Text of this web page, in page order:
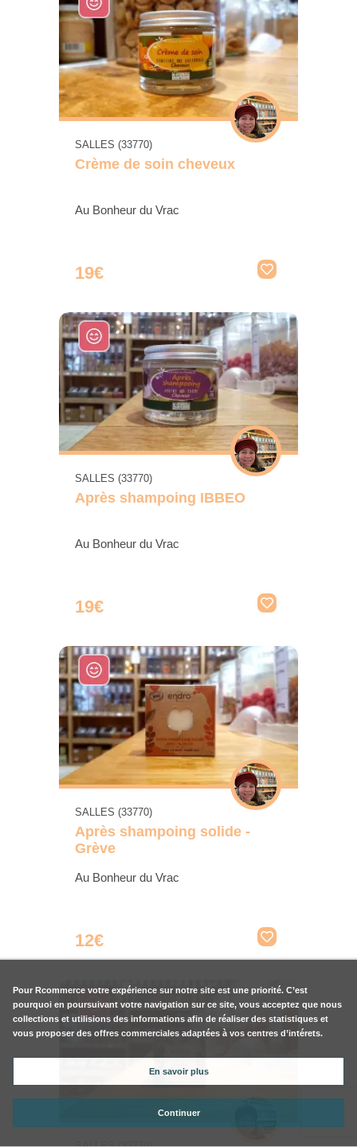
SALLES (33770)
Crème de soin cheveux
Au Bonheur du Vrac
19€
SALLES (33770)
Après shampoing IBBEO
Au Bonheur du Vrac
19€
SALLES (33770)
Après shampoing solide -
Grève
Au Bonheur du Vrac
12€
Pour Rcommerce votre expérience sur notre site est une priorité. C’est
pourquoi en poursuivant votre navigation sur ce site, vous acceptez que nous
collections et utilisions des informations afin de réaliser des statistiques et
vous proposer des offres commerciales adaptées à vos centres d’intérets.
En savoir plus
Continuer